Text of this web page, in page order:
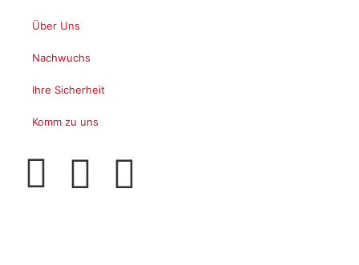
Über Uns
Nachwuchs
Ihre Sicherheit
Komm zu uns